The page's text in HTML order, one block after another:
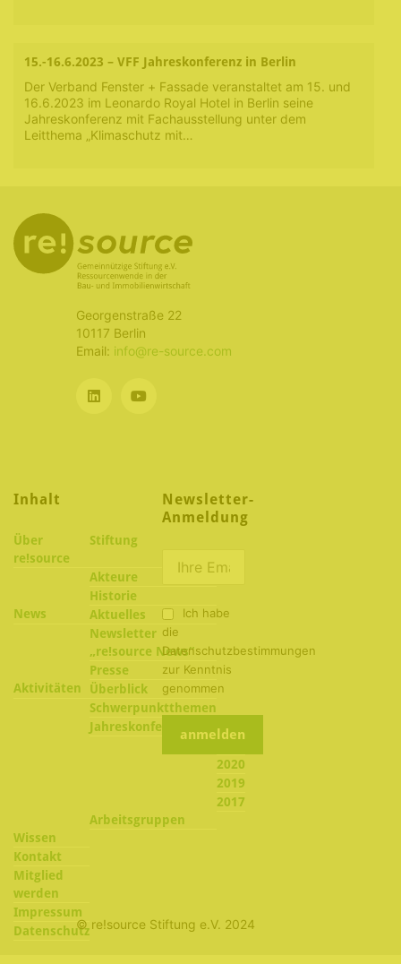
15.-16.6.2023 – VFF Jahreskonferenz in Berlin
Der Verband Fenster + Fassade veranstaltet am 15. und
16.6.2023 im Leonardo Royal Hotel in Berlin seine
Jahreskonferenz mit Fachausstellung unter dem
Leitthema „Klimaschutz mit…
Georgenstraße 22
10117 Berlin
Email: info@re-source.com
Inhalt
Über
re!source
Stiftung
Akteure
Historie
News
Aktuelles
Newsletter
„re!source News“
Presse
Aktivitäten
Überblick
Schwerpunktthemen
Jahreskonferenzen
2022
2020
2019
2017
Arbeitsgruppen
Wissen
Kontakt
Mitglied
werden
Impressum
Datenschutz
Newsletter-
Anmeldung
Ich habe
die
Datenschutzbestimmungen
zur Kenntnis
genommen
© re!source Stiftung e.V. 2024